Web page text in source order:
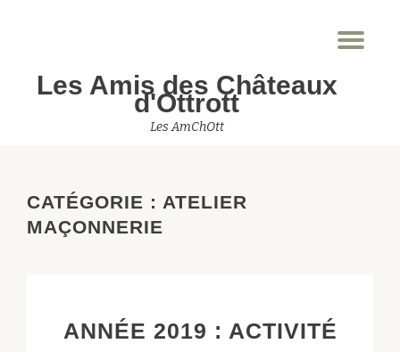
contenuLes Amis des Châteaux
d'Ottrott
Les AmChOtt
CATÉGORIE : ATELIER
MAÇONNERIE
ANNÉE 2019 : ACTIVITÉ